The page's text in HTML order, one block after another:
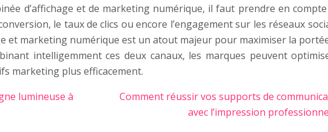
d’affichage et de marketing numérique, il faut prendre en
le taux de clics ou encore l’engagement sur les réseaux
et marketing numérique est un atout majeur pour maximiser la portée
intelligemment ces deux canaux, les marques peuvent
marketing plus efficacement.
lumineuse à
Comment réussir vos supports de
avec l’impression